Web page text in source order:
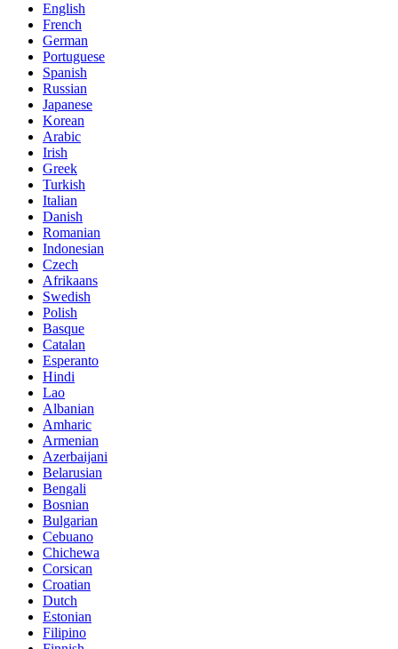
English
French
German
Portuguese
Spanish
Russian
Japanese
Korean
Arabic
Irish
Greek
Turkish
Italian
Danish
Romanian
Indonesian
Czech
Afrikaans
Swedish
Polish
Basque
Catalan
Esperanto
Hindi
Lao
Albanian
Amharic
Armenian
Azerbaijani
Belarusian
Bengali
Bosnian
Bulgarian
Cebuano
Chichewa
Corsican
Croatian
Dutch
Estonian
Filipino